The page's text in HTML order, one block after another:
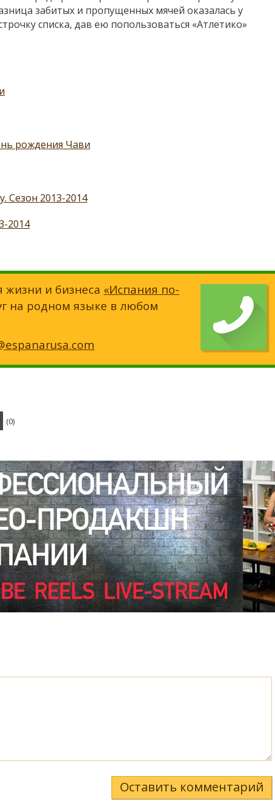
забитых и пропущенных мячей оказалась у
списка, дав ею попользоваться «Атлетико»
рождения Чави
Сезон 2013-2014
2014
и бизнеса «Испания по-
на родном языке в любом
(0)
Оставить комментарий